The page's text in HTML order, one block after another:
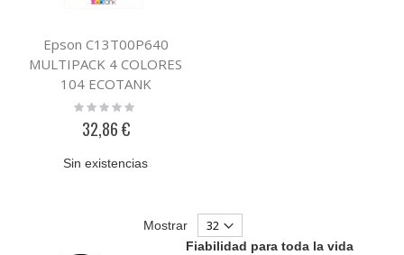
Epson C13T00P640
MULTIPACK 4 COLORES
104 ECOTANK
Rating:
32,86 €
Sin existencias
Mostrar
Fiabilidad para toda la vida